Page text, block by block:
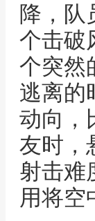
降，队
个击破
个突然
逃离的
动向，
友时，
射击难
用将空